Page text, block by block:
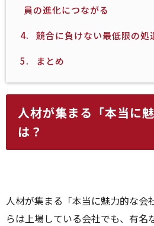
員の進化につながる
4. 競合に負けない最低限の処
5. まとめ
人材が集まる「本当に
は？
人材が集まる「本当に魅力的な会
らは上場している会社でも、有名